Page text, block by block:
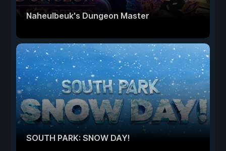
Naheulbeuk's Dungeon Master
SOUTH PARK: SNOW DAY!